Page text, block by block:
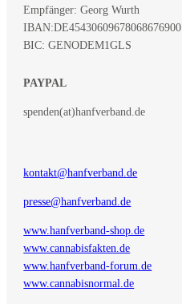
Empfänger: Georg Wurth
IBAN:DE45430609678068676900
BIC: GENODEM1GLS
PAYPAL
spenden(at)hanfverband.de
kontakt@hanfverband.de
presse@hanfverband.de
www.hanfverband-shop.de
www.cannabisfakten.de
www.hanfverband-forum.de
www.cannabisnormal.de